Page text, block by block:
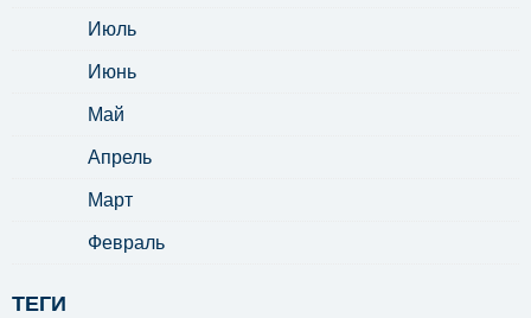
Июль
Июнь
Май
Апрель
Март
Февраль
ТЕГИ